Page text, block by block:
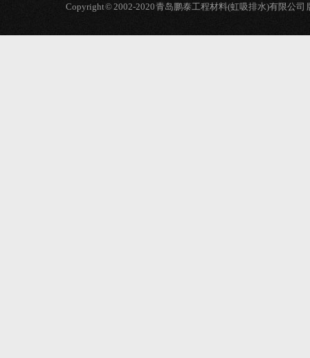
Copyright © 2002-2020 青岛鹏泰工程材料(虹吸排水)有限公司